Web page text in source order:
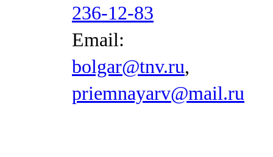
236-12-83
Email:
bolgar@tnv.ru,
priemnayarv@mail.ru